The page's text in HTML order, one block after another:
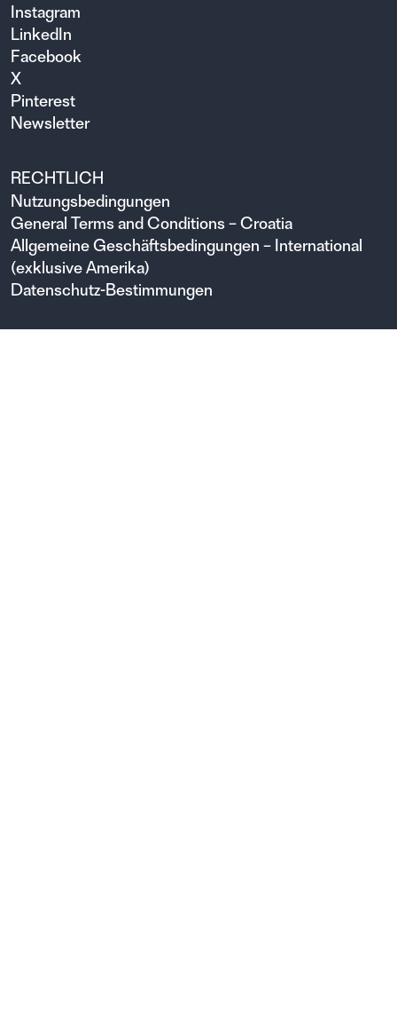
Instagram
LinkedIn
Facebook
X
Pinterest
Newsletter
RECHTLICH
Nutzungsbedingungen
General Terms and Conditions – Croatia
Allgemeine Geschäftsbedingungen – International
(exklusive Amerika)
Datenschutz-Bestimmungen